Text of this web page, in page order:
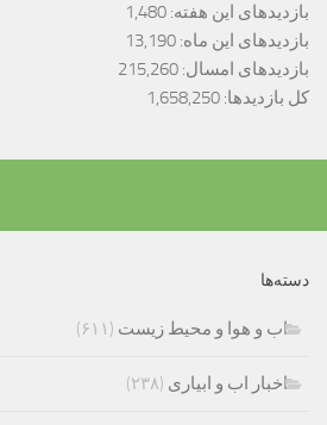
بازدیدهای این هفته: 1,480
بازدیدهای این ماه: 13,190
بازدیدهای امسال: 215,260
کل بازدیدها: 1,658,250
دسته‌ها
اب و هوا و محیط زیست (۶۱۱)
اخبار اب و ابیاری (۲۳۸)